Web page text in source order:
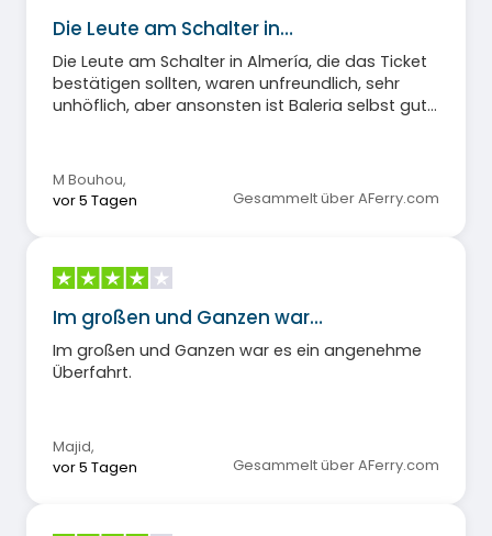
Die Leute am Schalter in…
Die Leute am Schalter in Almería, die das Ticket
bestätigen sollten, waren unfreundlich, sehr
unhöflich, aber ansonsten ist Baleria selbst gut,
M Bouhou,
vor 5 Tagen
Gesammelt über AFerry.com
Im großen und Ganzen war…
Im großen und Ganzen war es ein angenehme
Überfahrt.
Majid,
vor 5 Tagen
Gesammelt über AFerry.com